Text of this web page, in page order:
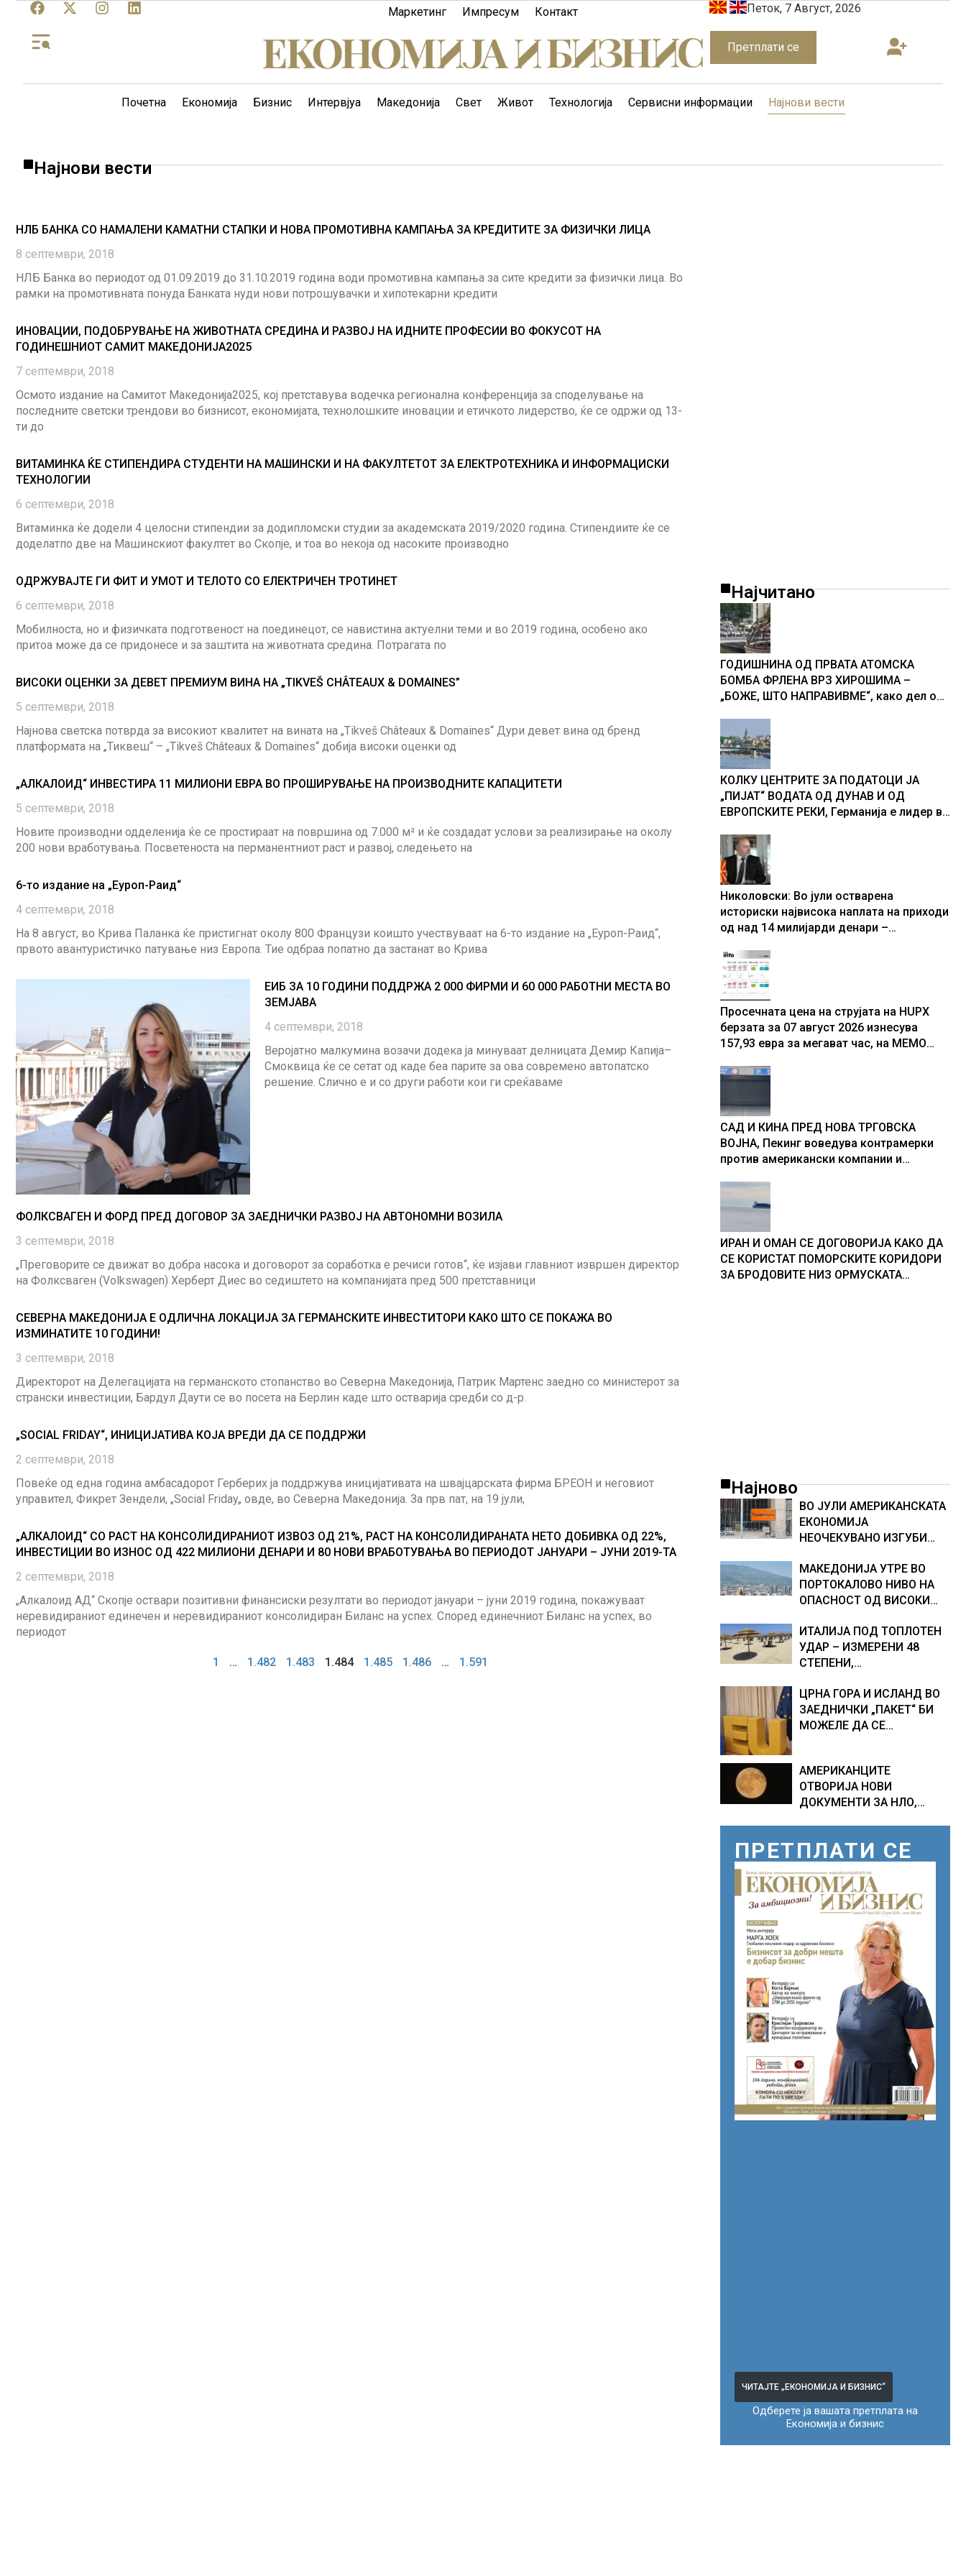
Маркетинг Импресум Контакт Петок, 7 Август, 2026
Претплати се
Почетна Економија Бизнис Интервјуа Македонија Свет Живот Технологија Сервисни информации Најнови вести
Најнови вести
НЛБ БАНКА СО НАМАЛЕНИ КАМАТНИ СТАПКИ И НОВА ПРОМОТИВНА КАМПАЊА ЗА КРЕДИТИТЕ ЗА ФИЗИЧКИ ЛИЦА
8 септември, 2018
НЛБ Банка во периодот од 01.09.2019 до 31.10.2019 година води промотивна кампања за сите кредити за физички лица. Во
рамки на промотивната понуда Банката нуди нови потрошувачки и хипотекарни кредити
ИНОВАЦИИ, ПОДОБРУВАЊЕ НА ЖИВОТНАТА СРЕДИНА И РАЗВОЈ НА ИДНИТЕ ПРОФЕСИИ ВО ФОКУСОТ НА
ГОДИНЕШНИОТ САМИТ МАКЕДОНИЈА2025
7 септември, 2018
Осмото издание на Самитот Македонија2025, кој претставува водечка регионална конференција за споделување на
последните светски трендови во бизнисот, економијата, технолошките иновации и етичкото лидерство, ќе се одржи од 13-
ти до
ВИТАМИНКА ЌЕ СТИПЕНДИРА СТУДЕНТИ НА МАШИНСКИ И НА ФАКУЛТЕТОТ ЗА ЕЛЕКТРОТЕХНИКА И ИНФОРМАЦИСКИ
ТЕХНОЛОГИИ
6 септември, 2018
Витаминка ќе додели 4 целосни стипендии за додипломски студии за академската 2019/2020 година. Стипендиите ќе се
доделатпо две на Машинскиот факултет во Скопје, и тоа во некоја од насоките производно
ОДРЖУВАЈТЕ ГИ ФИТ И УМОТ И ТЕЛОТО СО ЕЛЕКТРИЧЕН ТРОТИНЕТ
6 септември, 2018
Мобилноста, но и физичката подготвеност на поединецот, се навистина актуелни теми и во 2019 година, особено ако
притоа може да се придонесе и за заштита на животната средина. Потрагата по
ВИСОКИ ОЦЕНКИ ЗА ДЕВЕТ ПРЕМИУМ ВИНА НА „TIKVEŠ CHÂTEAUX & DOMAINES”
5 септември, 2018
Најнова светска потврда за високиот квалитет на вината на „Tikveš Châteaux & Domaines“ Дури девет вина од бренд
платформата на „Тиквеш“ – „Tikveš Châteaux & Domaines“ добија високи оценки од
„АЛКАЛОИД“ ИНВЕСТИРА 11 МИЛИОНИ ЕВРА ВО ПРОШИРУВАЊЕ НА ПРОИЗВОДНИТЕ КАПАЦИТЕТИ
5 септември, 2018
Новите производни одделенија ќе се простираат на површина од 7.000 м² и ќе создадат услови за реализирање на околу
200 нови вработувања. Посветеноста на перманентниот раст и развој, следењето на
6-то издание на „Еуроп-Раид“
4 септември, 2018
На 8 август, во Крива Паланка ќе пристигнат околу 800 Французи коишто учествуваат на 6-то издание на „Еуроп-Раид“,
првото авантуристичко патување низ Европа. Тие одбраа попатно да застанат во Крива
ЕИБ ЗА 10 ГОДИНИ ПОДДРЖА 2 000 ФИРМИ И 60 000 РАБОТНИ МЕСТА ВО
ЗЕМЈАВА
4 септември, 2018
Веројатно малкумина возачи додека ја минуваат делницата Демир Капија–
Смоквица ќе се сетат од каде беа парите за ова современо автопатско
решение. Слично е и со други работи кои ги среќаваме
ФОЛКСВАГЕН И ФОРД ПРЕД ДОГОВОР ЗА ЗАЕДНИЧКИ РАЗВОЈ НА АВТОНОМНИ ВОЗИЛА
3 септември, 2018
„Преговорите се движат во добра насока и договорот за соработка е речиси готов“, ќе изјави главниот извршен директор
на Фолксваген (Volkswagen) Херберт Диес во седиштето на компанијата пред 500 претставници
СЕВЕРНА МАКЕДОНИЈА Е ОДЛИЧНА ЛОКАЦИЈА ЗА ГЕРМАНСКИТЕ ИНВЕСТИТОРИ КАКО ШТО СЕ ПОКАЖА ВО
ИЗМИНАТИТЕ 10 ГОДИНИ!
3 септември, 2018
Директорот на Делегацијата на германското стопанство во Северна Македонија, Патрик Мартенс заедно со министерот за
странски инвестиции, Бардул Даути се во посета на Берлин каде што остварија средби со д-р.
„SOCIAL FRIDAY“, ИНИЦИЈАТИВА КОЈА ВРЕДИ ДА СЕ ПОДДРЖИ
2 септември, 2018
Повеќе од една година амбасадорот Герберих ја поддржува иницијативата на швајцарската фирма БРЕОН и неговиот
управител, Фикрет Зендели, „Social Friday„ овде, во Северна Македонија. За прв пат, на 19 јули,
„АЛКАЛОИД“ СО РАСТ НА КОНСОЛИДИРАНИОТ ИЗВОЗ ОД 21%, РАСТ НА КОНСОЛИДИРАНАТА НЕТО ДОБИВКА ОД 22%,
ИНВЕСТИЦИИ ВО ИЗНОС ОД 422 МИЛИОНИ ДЕНАРИ И 80 НОВИ ВРАБОТУВАЊА ВО ПЕРИОДОТ ЈАНУАРИ – ЈУНИ 2019-ТА
2 септември, 2018
„Алкалоид АД“ Скопје оствари позитивни финансиски резултати во периодот јануари – јуни 2019 година, покажуваат
неревидираниот единечен и неревидираниот консолидиран Биланс на успех. Според единечниот Биланс на успех, во
периодот
1 … 1.482 1.483 1.484 1.485 1.486 … 1.591
Најчитано
ГОДИШНИНА ОД ПРВАТА АТОМСКА
БОМБА ФРЛЕНА ВРЗ ХИРОШИМА –
„БОЖЕ, ШТО НАПРАВИВМЕ“, како дел од
учесниците во бомбардирањето го
доживуваа овој настан што го промени
текот на историјата
КОЛКУ ЦЕНТРИТЕ ЗА ПОДАТОЦИ ЈА
„ПИЈАТ“ ВОДАТА ОД ДУНАВ И ОД
ЕВРОПСКИТЕ РЕКИ, Германија е лидер во
податоци
Николовски: Во јули остварена
историски највисока наплата на приходи
од над 14 милијарди денари –
резултати
Просечната цена на струјата на HUPX
берзата за 07 август 2026 изнесува
157,93 евра за мегават час, на МЕМО
САД И КИНА ПРЕД НОВА ТРГОВСКА
ВОЈНА, Пекинг воведува контрамерки
против американски компании и
ИРАН И ОМАН СЕ ДОГОВОРИЈА КАКО ДА
СЕ КОРИСТАТ ПОМОРСКИТЕ КОРИДОРИ
ЗА БРОДОВИТЕ НИЗ ОРМУСКАТА
Најново
ВО ЈУЛИ АМЕРИКАНСКАТА
ЕКОНОМИЈА
НЕОЧЕКУВАНО ИЗГУБИ
МАКЕДОНИЈА УТРЕ ВО
ПОРТОКАЛОВО НИВО НА
ОПАСНОСТ ОД ВИСОКИ
ИТАЛИЈА ПОД ТОПЛОТЕН
УДАР – ИЗМЕРЕНИ 48
СТЕПЕНИ,
НАЈАВИЈА НОВИ
ПРОГНОЗИ ЗА СРЕДИНАТА
НА АВГУСТ
ЦРНА ГОРА И ИСЛАНД ВО
ЗАЕДНИЧКИ „ПАКЕТ“ БИ
МОЖЕЛЕ ДА СЕ
АМЕРИКАНЦИТЕ
ОТВОРИЈА НОВИ
ДОКУМЕНТИ ЗА НЛО,
снимки за „Големи темни
триаголници со светла“
ПРЕТПЛАТИ СЕ
ЧИТАЈТЕ „ЕКОНОМИЈА И БИЗНИС“
Одберете ја вашата претплата на
Економија и бизнис